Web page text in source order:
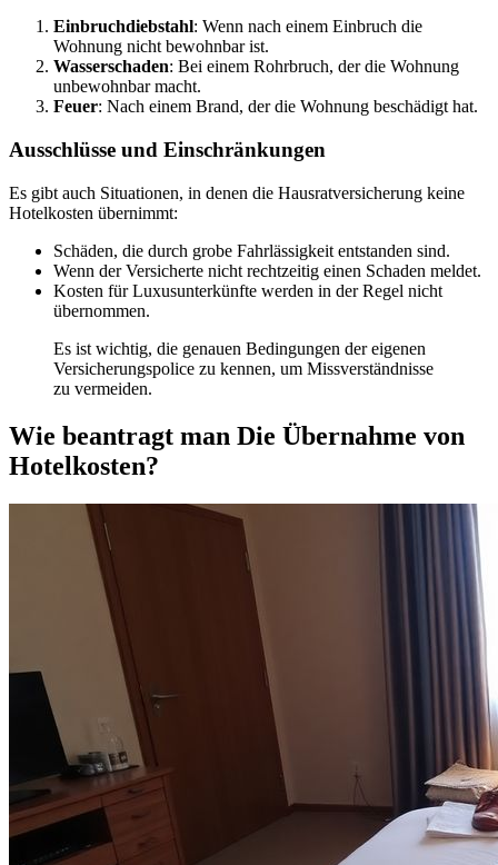
Einbruchdiebstahl: Wenn nach einem Einbruch die
Wohnung nicht bewohnbar ist.
Wasserschaden: Bei einem Rohrbruch, der die Wohnung
unbewohnbar macht.
Feuer: Nach einem Brand, der die Wohnung beschädigt hat.
Ausschlüsse und Einschränkungen
Es gibt auch Situationen, in denen die Hausratversicherung keine
Hotelkosten übernimmt:
Schäden, die durch grobe Fahrlässigkeit entstanden sind.
Wenn der Versicherte nicht rechtzeitig einen Schaden meldet.
Kosten für Luxusunterkünfte werden in der Regel nicht
übernommen.
Es ist wichtig, die genauen Bedingungen der eigenen
Versicherungspolice zu kennen, um Missverständnisse
zu vermeiden.
Wie beantragt man Die Übernahme von
Hotelkosten?